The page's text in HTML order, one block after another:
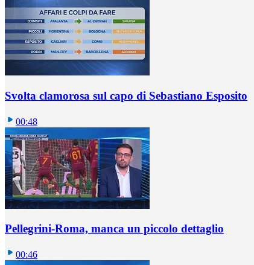
Svolta clamorosa sul capo di Sebastiano Esposito
00:48
Pellegrini-Roma, manca un piccolo dettaglio
00:46